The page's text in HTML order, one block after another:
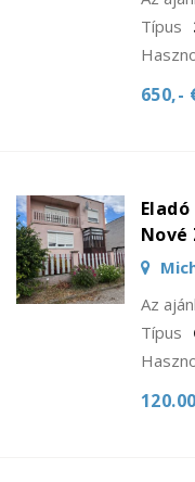
Típus
650,-
Nové
Az
Típus